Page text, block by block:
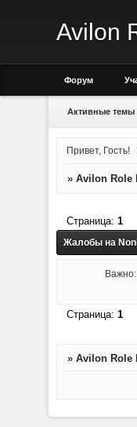
Avilon
Форум
Активные темы
Привет, Гость!
» Avilon Role
Жалобы на
Страница: 1
Важно:
Страница: 1
» Avilon Role